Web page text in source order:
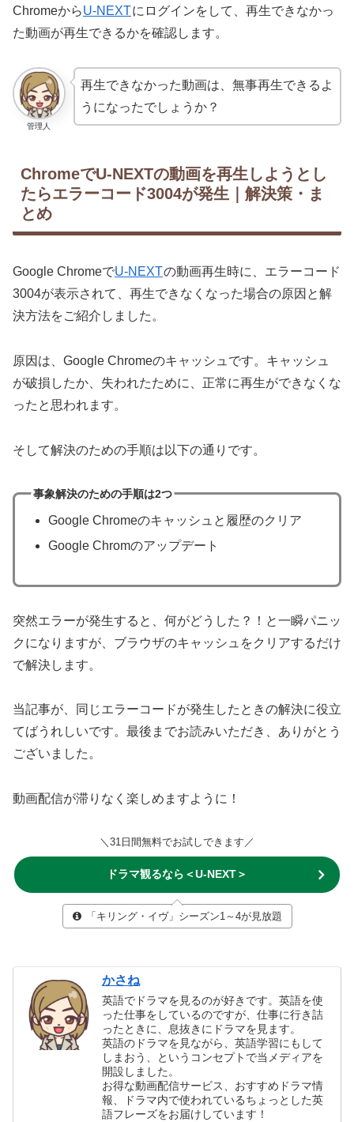
ChromeからU-NEXTにログインをして、再生できなかっ
た動画が再生できるかを確認します。
管理人
再生できなかった動画は、無事再生できるよ
うになったでしょうか？
ChromeでU-NEXTの動画を再生しようとし
たらエラーコード3004が発生｜解決策・ま
とめ
Google ChromeでU-NEXTの動画再生時に、エラーコード
3004が表示されて、再生できなくなった場合の原因と解
決方法をご紹介しました。
原因は、Google Chromeのキャッシュです。キャッシュ
が破損したか、失われたために、正常に再生ができなくな
ったと思われます。
そして解決のための手順は以下の通りです。
事象解決のための手順は2つ
Google Chromeのキャッシュと履歴のクリア
Google Chromのアップデート
突然エラーが発生すると、何がどうした？！と一瞬パニッ
クになりますが、ブラウザのキャッシュをクリアするだけ
で解決します。
当記事が、同じエラーコードが発生したときの解決に役立
てばうれしいです。最後までお読みいただき、ありがとう
ございました。
動画配信が滞りなく楽しめますように！
＼31日間無料でお試しできます／
ドラマ観るなら＜U-NEXT＞
「キリング・イヴ」シーズン1～4が見放題
かさね
英語でドラマを見るのが好きです。英語を使
った仕事をしているのですが、仕事に行き詰
ったときに、息抜きにドラマを見ます。
英語のドラマを見ながら、英語学習にもして
しまおう、というコンセプトで当メディアを
開設しました。
お得な動画配信サービス、おすすめドラマ情
報、ドラマ内で使われているちょっとした英
語フレーズをお届けしています！